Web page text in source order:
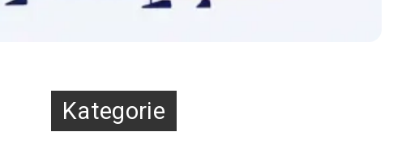
Kategorie